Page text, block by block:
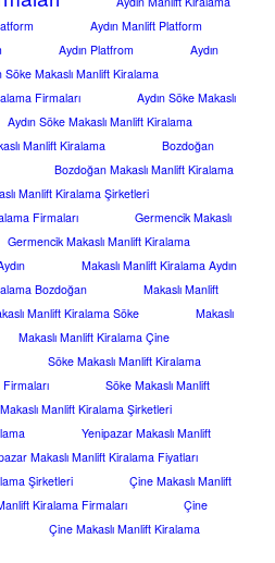
Aydın Manlift Platform
Aydın Platfrom
Aydın
Söke Makaslı Manlift Kiralama
Firmaları
Aydın Söke Makaslı
Aydın Söke Makaslı Manlift Kiralama
Manlift Kiralama
Bozdoğan
Bozdoğan Makaslı Manlift Kiralama
Manlift Kiralama Şirketleri
Firmaları
Germencik Makaslı
Germencik Makaslı Manlift Kiralama
Makaslı Manlift Kiralama Aydın
Bozdoğan
Makaslı Manlift
Manlift Kiralama Söke
Makaslı
Makaslı Manlift Kiralama Çine
Söke Makaslı Manlift Kiralama
Söke Makaslı Manlift
Manlift Kiralama Şirketleri
Yenipazar Makaslı Manlift
Makaslı Manlift Kiralama Fiyatları
Şirketleri
Çine Makaslı Manlift
Kiralama Firmaları
Çine
Çine Makaslı Manlift Kiralama